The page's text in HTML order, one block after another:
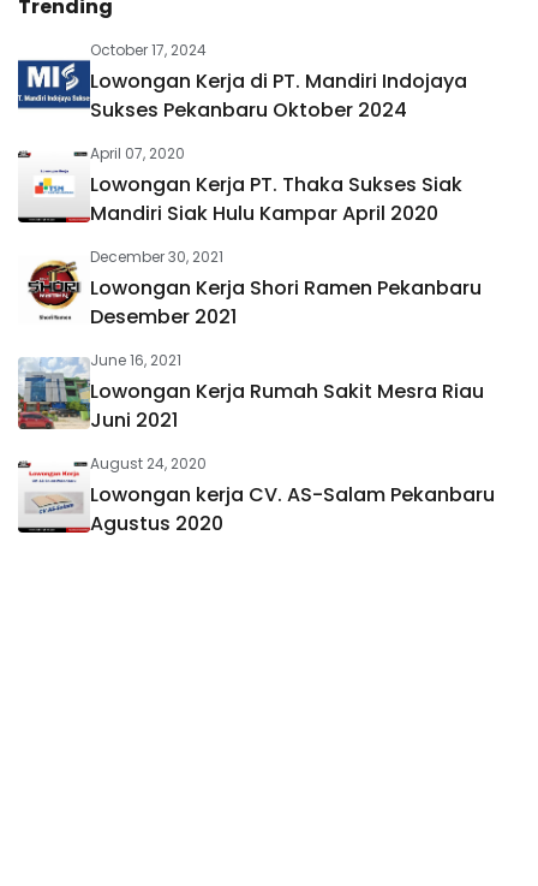
Trending
October 17, 2024
Lowongan Kerja di PT. Mandiri Indojaya
Sukses Pekanbaru Oktober 2024
April 07, 2020
Lowongan Kerja PT. Thaka Sukses Siak
Mandiri Siak Hulu Kampar April 2020
December 30, 2021
Lowongan Kerja Shori Ramen Pekanbaru
Desember 2021
June 16, 2021
Lowongan Kerja Rumah Sakit Mesra Riau
Juni 2021
August 24, 2020
Lowongan kerja CV. AS-Salam Pekanbaru
Agustus 2020